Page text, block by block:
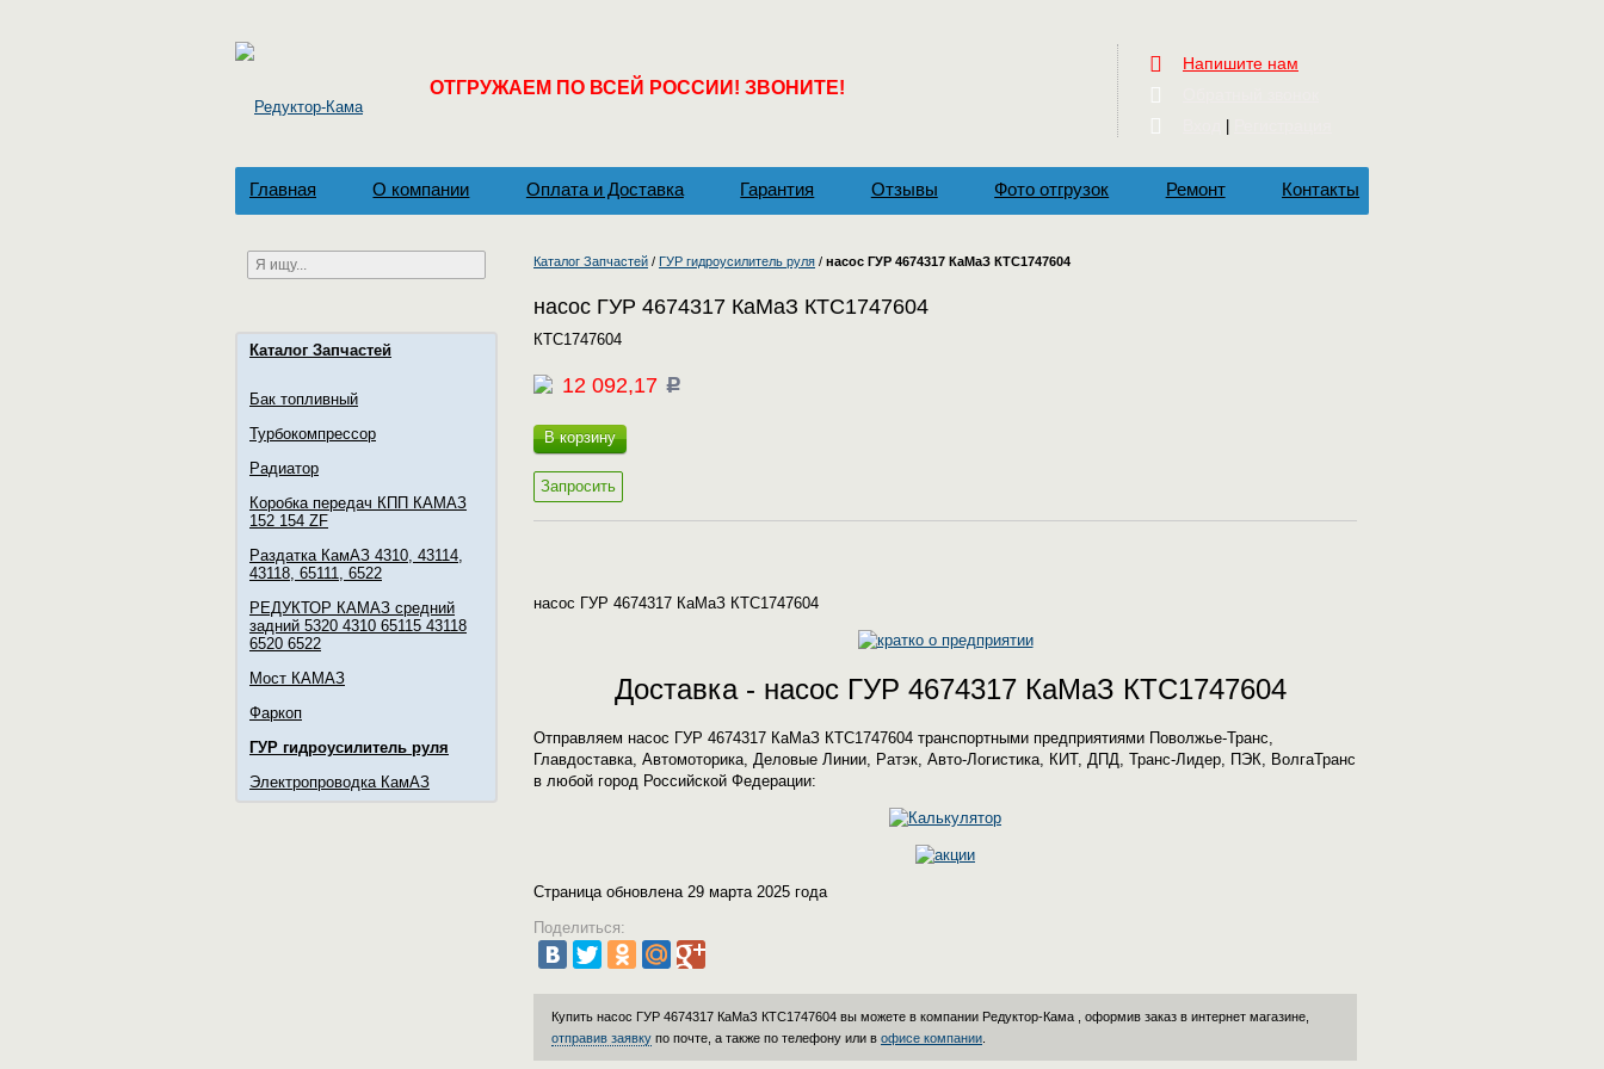
ОТГРУЖАЕМ ПО ВСЕЙ РОССИИ! ЗВОНИТЕ!
Напишите нам
|
Главная О компании Оплата и Доставка Гарантия Отзывы Фото отгрузок Ремонт Контакты
Каталог Запчастей
Бак топливный
Турбокомпрессор
Радиатор
Коробка передач КПП КАМАЗ
152 154 ZF
Раздатка КамАЗ 4310, 43114,
43118, 65111, 6522
РЕДУКТОР КАМАЗ средний
задний 5320 4310 65115 43118
6520 6522
Мост КАМАЗ
Фаркоп
ГУР гидроусилитель руля
Электропроводка КамАЗ
Каталог Запчастей / ГУР гидроусилитель руля / насос ГУР 4674317 КаМаЗ КТС1747604
насос ГУР 4674317 КаМаЗ КТС1747604
КТС1747604
12 092,17 c
В корзину
Запросить
насос ГУР 4674317 КаМаЗ КТС1747604
Доставка - насос ГУР 4674317 КаМаЗ КТС1747604
Отправляем насос ГУР 4674317 КаМаЗ КТС1747604 транспортными предприятиями Поволжье-Транс,
Главдоставка, Автомоторика, Деловые Линии, Ратэк, Авто-Логистика, КИТ, ДПД, Транс-Лидер, ПЭК, ВолгаТранс
в любой город Российской Федерации:
Страница обновлена 29 марта 2025 года
Поделиться:
Купить насос ГУР 4674317 КаМаЗ КТС1747604 вы можете в компании Редуктор-Кама , оформив заказ в интернет магазине,
отправив заявку по почте, а также по телефону или в офисе компании